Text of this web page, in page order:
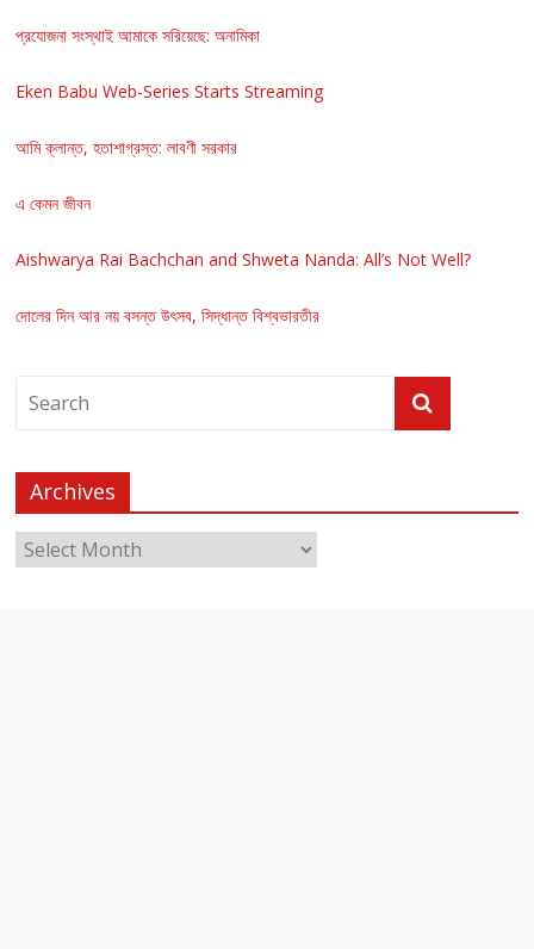
প্রযোজনা সংস্থাই আমাকে সরিয়েছে: অনামিকা
Eken Babu Web-Series Starts Streaming
আমি ক্লান্ত, হতাশাগ্রস্ত: লাবণী সরকার
এ কেমন জীবন
Aishwarya Rai Bachchan and Shweta Nanda: All’s Not Well?
দোলের দিন আর নয় বসন্ত উৎসব, সিদ্ধান্ত বিশ্বভারতীর
Archives